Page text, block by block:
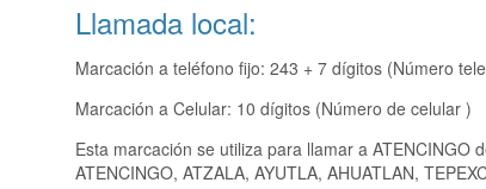
Llamada local:
Marcación a teléfono fijo: 243 + 7 dígitos (Número
Marcación a Celular: 10 dígitos (Número de celular )
Esta marcación se utiliza para llamar a ATENCINGO
ATENCINGO, ATZALA, AYUTLA, AHUATLAN,